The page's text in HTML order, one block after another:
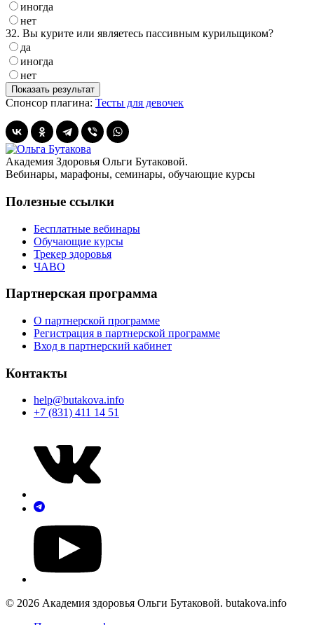
иногда
нет
32. Вы курите или являетесь пассивным курильщиком?
да
иногда
нет
Спонсор плагина: Тесты для девочек
Академия Здоровья Ольги Бутаковой.
Вебинары, марафоны, семинары, обучающие курсы
Полезные ссылки
Бесплатные вебинары
Обучающие курсы
Трекер здоровья
ЧАВО
Партнерская программа
О партнерской программе
Регистрация в партнерской программе
Вход в партнерский кабинет
Контакты
help@butakova.info
+7 (831) 411 14 51
© 2026 Академия здоровья Ольги Бутаковой. butakova.info